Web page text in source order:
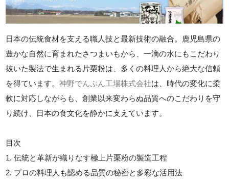
日本の伝統食材を支える職人技と最新技術の融合。鹿児島県の
豊かな自然に育まれたさつまいもから、一滴の水にもこだわり
抜いた製法で生まれる片栗粉は、多くの料理人から絶大な信頼
を得ています。神野でんぷん工場株式会社は、時代の変化に柔
軟に対応しながらも、創業以来変わらぬ品質へのこだわりを守
り続け、日本の食文化を静かに支えています。
目次
1. 伝統と革新が織りなす極上片栗粉の製造工程
2. プロの料理人も認める品質の秘密と多彩な活用法